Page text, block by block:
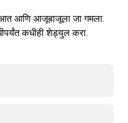
आणि आजूबाजूला जा गमला.
कधीही शेड्युल करा.